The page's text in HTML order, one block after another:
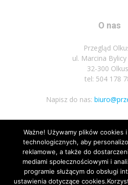
O nas
Przegląd
ul. Marcina Bylicy
32-300
tel: 504 178
Napisz do nas:
Podążaj za
Ważne! Używamy plików cookies
technologicznych, aby
reklamowe, a także do
mediami społecznościowymi i
programie służącym do obsługi
ustawienia dotyczące